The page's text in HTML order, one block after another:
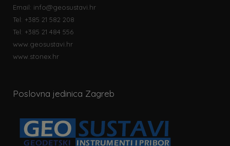
Email: info@geosustavi.hr
Tel: +385 21 582 208
Tel: +385 21 484 556
www.geosustavi.hr
www.stonex.hr
Poslovna jedinica Zagreb